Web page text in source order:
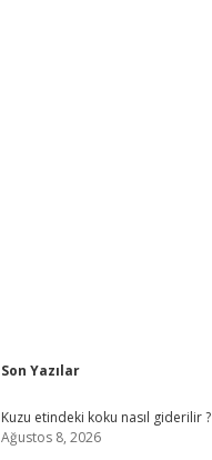
Sidebar
Son Yazılar
Kuzu etindeki koku nasıl giderilir ?
Ağustos 8, 2026